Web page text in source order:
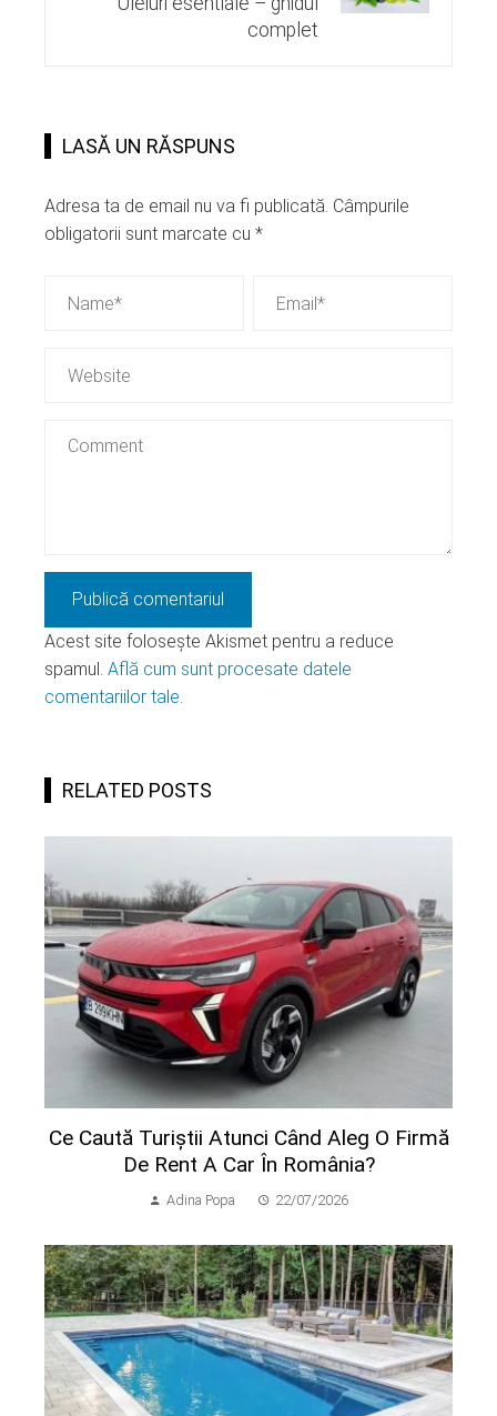
complet
LASĂ UN RĂSPUNS
Adresa ta de email nu va fi publicată. Câmpurile
obligatorii sunt marcate cu *
Acest site folosește Akismet pentru a reduce
spamul. Află cum sunt procesate datele
comentariilor tale.
RELATED POSTS
Ce Caută Turiștii Atunci Când Aleg O Firmă
De Rent A Car În România?
Adina Popa 22/07/2026